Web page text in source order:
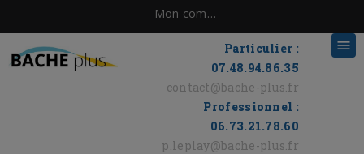
Mon compte
Particulier :
07.48.94.86.35
contact@bache-plus.fr
Professionnel :
06.73.21.78.60
p.leplay@bache-plus.fr
